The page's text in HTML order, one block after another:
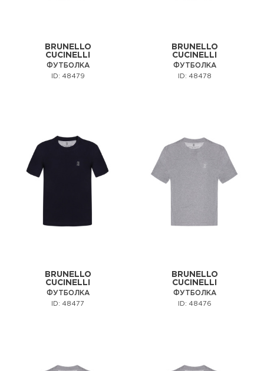
BRUNELLO
CUCINELLI
ФУТБОЛКА
ID: 48479
BRUNELLO
CUCINELLI
ФУТБОЛКА
ID: 48478
BRUNELLO
CUCINELLI
ФУТБОЛКА
ID: 48477
BRUNELLO
CUCINELLI
ФУТБОЛКА
ID: 48476